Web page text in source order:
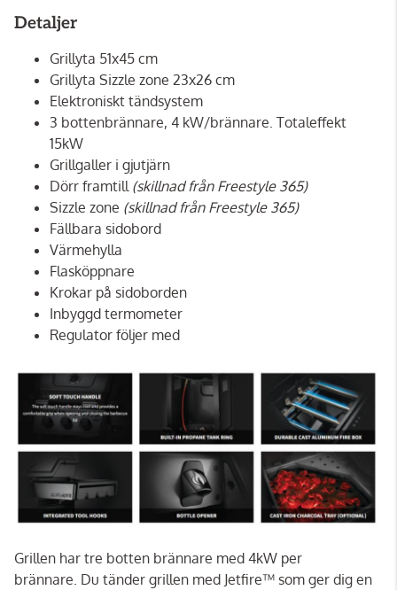
Detaljer
Grillyta 51x45 cm
Grillyta Sizzle zone 23x26 cm
Elektroniskt tändsystem
3 bottenbrännare, 4 kW/brännare. Totaleffekt
15kW
Grillgaller i gjutjärn
Dörr framtill (skillnad från Freestyle 365)
Sizzle zone (skillnad från Freestyle 365)
Fällbara sidobord
Värmehylla
Flasköppnare
Krokar på sidoborden
Inbyggd termometer
Regulator följer med
Grillen har tre botten brännare med 4kW per
brännare. Du tänder grillen med Jetfire™ som ger dig en